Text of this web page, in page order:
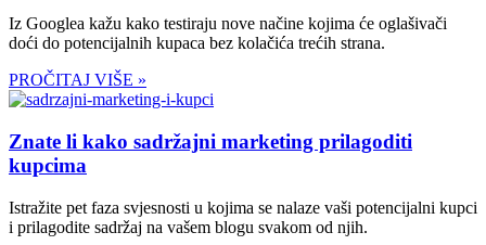
Iz Googlea kažu kako testiraju nove načine kojima će oglašivači
doći do potencijalnih kupaca bez kolačića trećih strana.
PROČITAJ VIŠE »
Znate li kako sadržajni marketing prilagoditi
kupcima
Istražite pet faza svjesnosti u kojima se nalaze vaši potencijalni kupci
i prilagodite sadržaj na vašem blogu svakom od njih.